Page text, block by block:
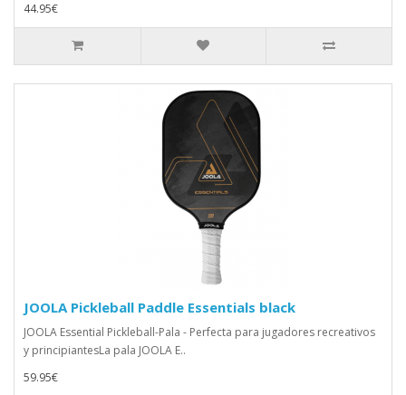
44.95€
JOOLA Pickleball Paddle Essentials black
JOOLA Essential Pickleball-Pala - Perfecta para jugadores recreativos
y principiantesLa pala JOOLA E..
59.95€